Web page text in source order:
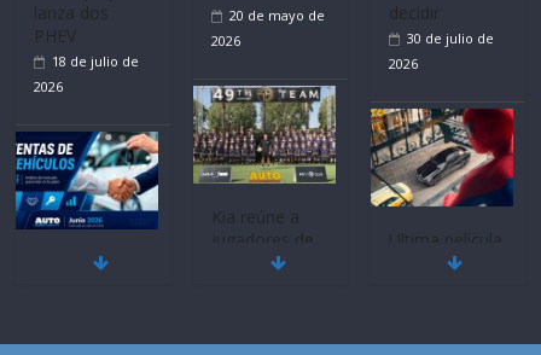
lanza dos
PHEV
18 de julio de
2026
Mercado
20 de mayo de
2026
Kia reúne a
jugadores de
fútbol de todo
decidir
30 de julio de
2026
Ultima película
‘Spider‑Man: